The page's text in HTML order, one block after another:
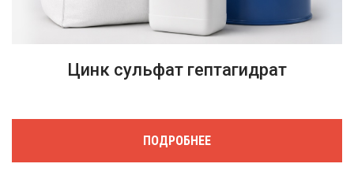
Цинк сульфат гептагидрат
ПОДРОБНЕЕ